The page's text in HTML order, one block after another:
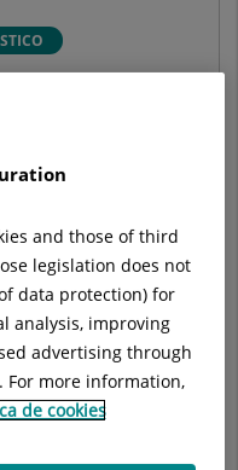
otros hospitales:
Catalunya
Barcelona
and those of third
legislation does not
data protection) for
analysis, improving
advertising through
For more information,
de cookies